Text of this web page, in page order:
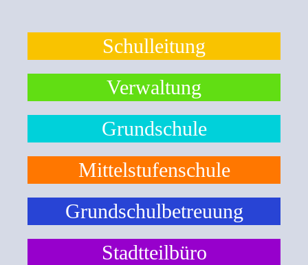
Schulleitung
Verwaltung
Grundschule
Mittelstufenschule
Grundschulbetreuung
Stadtteilbüro